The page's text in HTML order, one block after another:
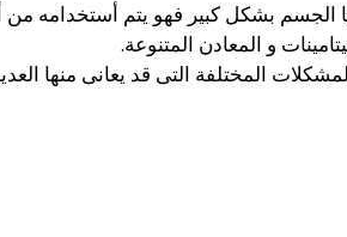
الجسم بشكل كبير فهو يتم
و المعادن المتنوعة.
المختلفة التى قد يعانى منها